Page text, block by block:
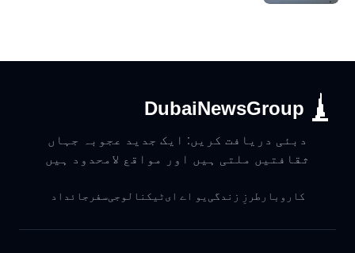
DubaiNewsGroup
دبئی دریافت کریں: ایک جدید عجوبہ جہاں
ثقافتیں ملتی ہیں اور مواقع لامحدود ہیں
کاروبار طرزِ زندگی یو اے ایٹیکنالوجیسفر جائداد